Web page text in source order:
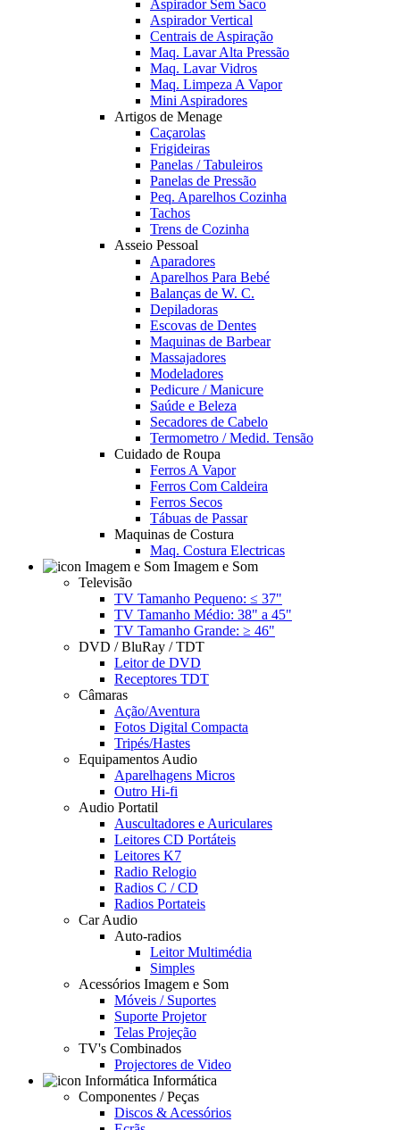
Aspirador Sem Saco
Aspirador Vertical
Centrais de Aspiração
Maq. Lavar Alta Pressão
Maq. Lavar Vidros
Maq. Limpeza A Vapor
Mini Aspiradores
Artigos de Menage
Caçarolas
Frigideiras
Panelas / Tabuleiros
Panelas de Pressão
Peq. Aparelhos Cozinha
Tachos
Trens de Cozinha
Asseio Pessoal
Aparadores
Aparelhos Para Bebé
Balanças de W. C.
Depiladoras
Escovas de Dentes
Maquinas de Barbear
Massajadores
Modeladores
Pedicure / Manicure
Saúde e Beleza
Secadores de Cabelo
Termometro / Medid. Tensão
Cuidado de Roupa
Ferros A Vapor
Ferros Com Caldeira
Ferros Secos
Tábuas de Passar
Maquinas de Costura
Maq. Costura Electricas
Imagem e Som
Televisão
TV Tamanho Pequeno: ≤ 37"
TV Tamanho Médio: 38" a 45"
TV Tamanho Grande: ≥ 46"
DVD / BluRay / TDT
Leitor de DVD
Receptores TDT
Câmaras
Ação/Aventura
Fotos Digital Compacta
Tripés/Hastes
Equipamentos Audio
Aparelhagens Micros
Outro Hi-fi
Audio Portatil
Auscultadores e Auriculares
Leitores CD Portáteis
Leitores K7
Radio Relogio
Radios C / CD
Radios Portateis
Car Audio
Auto-radios
Leitor Multimédia
Simples
Acessórios Imagem e Som
Móveis / Suportes
Suporte Projetor
Telas Projeção
TV's Combinados
Projectores de Video
Informática
Componentes / Peças
Discos & Acessórios